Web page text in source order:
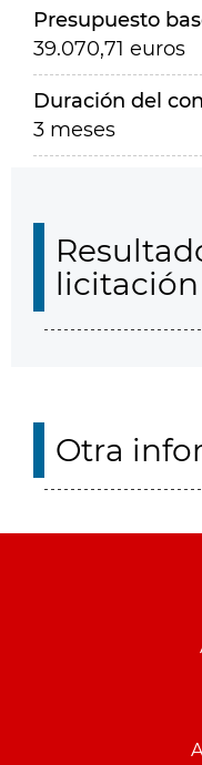
Presupuesto
39.070,71 euros
Duración del
3 meses
licitación
Otra